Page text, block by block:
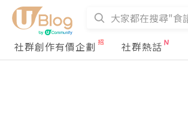
社群創作有價企劃
社群熱話